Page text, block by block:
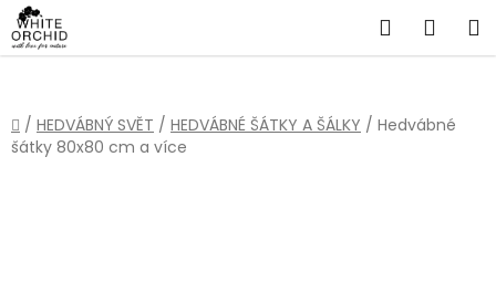
Přejít
na
obsah
Hledat
Domů
/ HEDVÁBNÝ SVĚT / HEDVÁBNÉ ŠÁTKY A ŠÁLKY / Hedvábné
šátky 80x80 cm a více